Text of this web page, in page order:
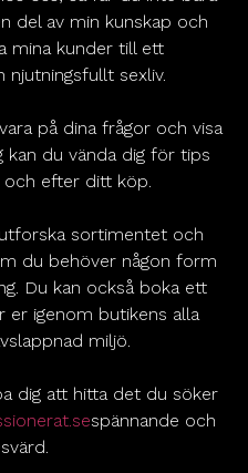
del av min kunskap och
mina kunder till ett
sexliv.
på dina frågor och visa
kan du vända dig för tips
efter ditt köp.
sortimentet och
du behöver någon form
Du kan också boka ett
er igenom butikens alla
miljö.
dig att hitta det du söker
spännande och